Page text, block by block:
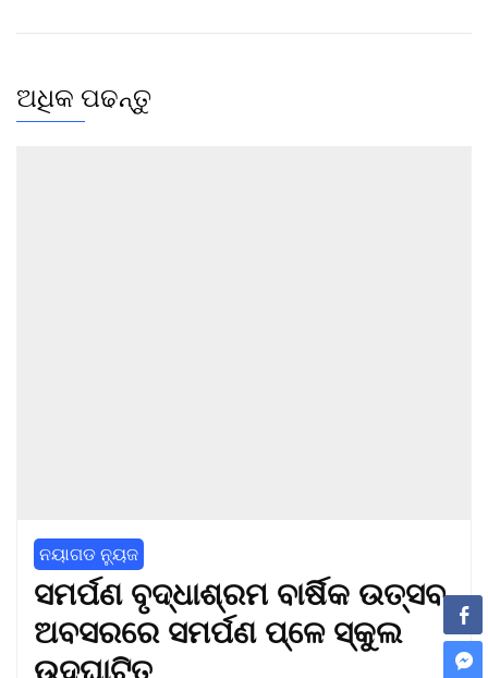
ଅଧିକ ପଢନ୍ତୁ
ନୟାଗଡ ନ୍ୟୁଜ
ସମର୍ପଣ ବୃଦ୍ଧାଶ୍ରମ ବାର୍ଷିକ ଉତ୍ସବ
ଅବସରରେ ସମର୍ପଣ ପ୍ଳେ ସ୍କୁଲ
ଉଦଘାଟିତ